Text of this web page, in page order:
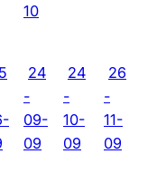
10
24
-
09-
09
24
-
10-
09
26
-
11-
09